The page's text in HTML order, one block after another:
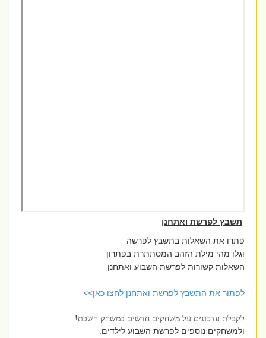
תשבץ לפרשת ואתחנן
פתרו את השאלות בתשבץ לפרשה
וגלו מהי מילת הזהב המסתתרת בפתרון
השאלות קשורות לפרשת השבוע ואתחנן
לפתור את התשבץ לפרשת ואתחנן לחצו כאן>>
לקבלת עדכונים על משחקים חדשים במשחק השבת!
ולמשחקים נוספים לפרשת השבוע לילדים.